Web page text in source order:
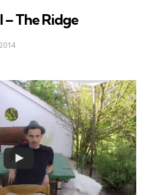
– The Ridge